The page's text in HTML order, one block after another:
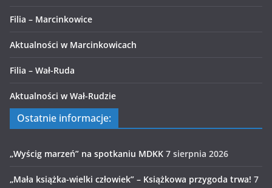
Filia – Marcinkowice
Aktualności w Marcinkowicach
Filia – Wał-Ruda
Aktualności w Wał-Rudzie
Ostatnie informacje:
„Wyścig marzeń” na spotkaniu MDKK 7 sierpnia 2026
„Mała książka-wielki człowiek” – Książkowa przygoda trwa! 7